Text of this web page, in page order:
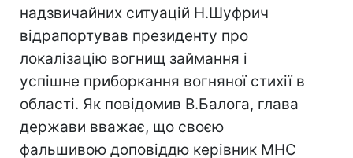
надзвичайних ситуацій Н.Шуфрич
відрапортував президенту про
локалізацію вогнищ займання і
успішне приборкання вогняної стихії в
області. Як повідомив В.Балога, глава
держави вважає, що своєю
фальшивою доповіддю керівник МНС